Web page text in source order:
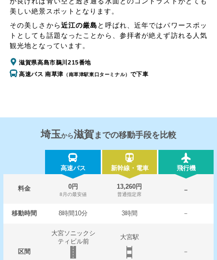
美しい絶景スポットとなります。
その美しさから近江の厳島 と呼ばれ、近年ではパワースポッ
トとしても話題なったことから、参拝者が絶えず訪れる人気
観光地となっています。
滋賀県高島市鵜川215番地
高速バス 南草津 （南草津駅東口ターミナル） で下車
埼玉から滋賀までの移動手段を比較
高速バス 新幹線・電車 飛行機
料金 0円
8月の最安値
13,260円
普通指定席
－
移動時間 8時間10分 3時間 －
区間
大宮ソニックシ
ティビル前
大宮駅
－